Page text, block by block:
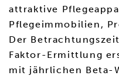
attraktive
Pflegeimmobilien,
Der
Faktor-Ermittlung
mit jährlichen Beta-